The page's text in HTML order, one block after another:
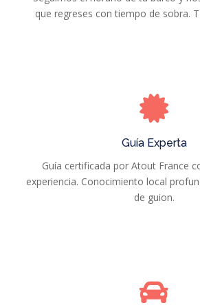
que regreses con tiempo de sobra.
Guía Experta
Guía certificada por Atout France
experiencia. Conocimiento local
de guion.